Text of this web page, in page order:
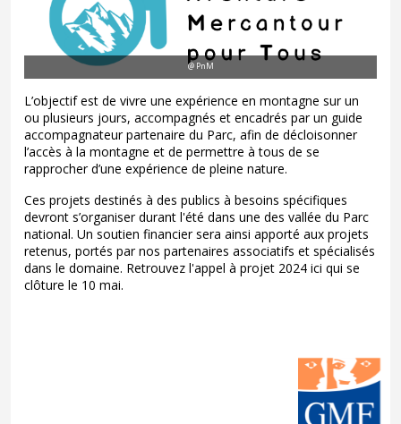
@ PnM
L’objectif est de vivre une expérience en montagne sur un
ou plusieurs jours, accompagnés et encadrés par un guide
accompagnateur partenaire du Parc, afin de décloisonner
l’accès à la montagne et de permettre à tous de se
rapprocher d’une expérience de pleine nature.
Ces projets destinés à des publics à besoins spécifiques
devront s’organiser durant l'été dans une des vallée du Parc
national. Un soutien financier sera ainsi apporté aux projets
retenus, portés par nos partenaires associatifs et spécialisés
dans le domaine. Retrouvez l'appel à projet 2024 ici qui se
clôture le 10 mai.